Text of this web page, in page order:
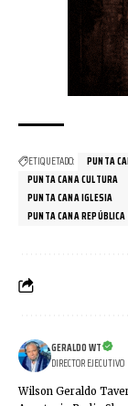
ETIQUETADO: PUNTA
PUNTA CANA CULTURA
PUNTA CANA IGLESIA
PUNTA CANA
GERALDO WT
DIRECTOR EJECUTIVO
Wilson Geraldo